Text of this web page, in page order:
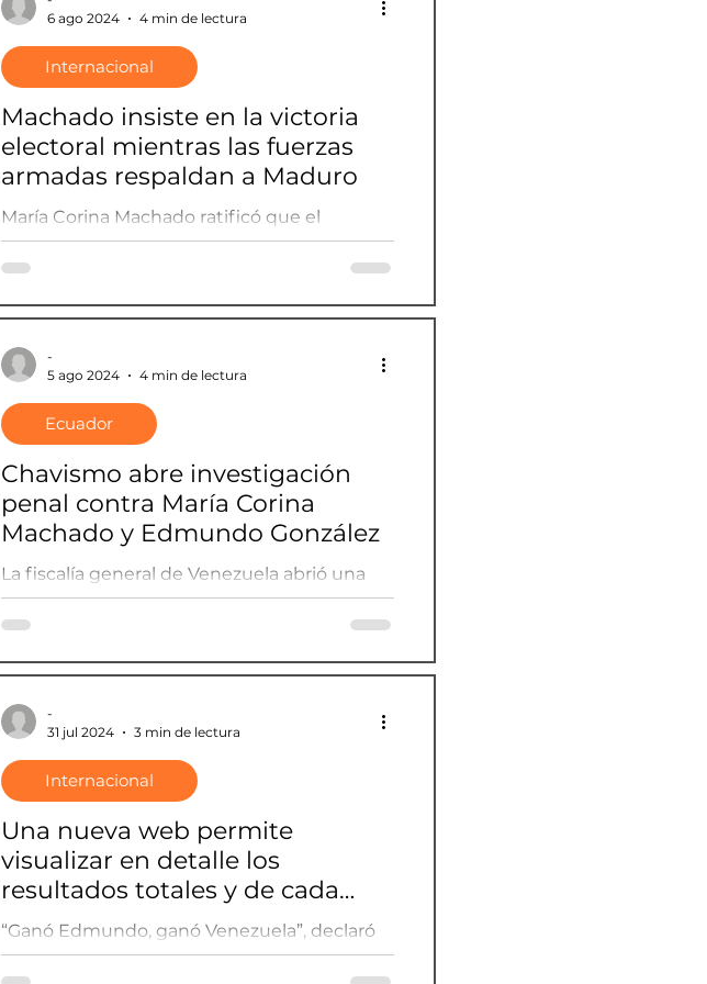
Machado insiste en la victoria
electoral mientras las fuerzas
armadas respaldan a Maduro
María Corina Machado ratificó que el
candidato presidencial, Edmundo González
Urrutia, es el presidente electo.
Internacional
6 ago 2024
4 min de lectura
Chavismo abre investigación
penal contra María Corina
Machado y Edmundo González
La fiscalía general de Venezuela abrió una
investigación penal contra María Corina
Machado y Edmundo González.
Ecuador
-
5 ago 2024
4 min de lectura
Una nueva web permite
visualizar en detalle los
resultados totales y de cada
mesa de votación en Venezuela
con las actas recopiladas por la
“Ganó Edmundo, ganó Venezuela”, declaró
Machado en redes sociales, adjuntando un
Internacional
-
31 jul 2024
3 min de lectura